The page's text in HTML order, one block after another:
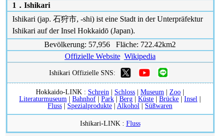
1． Ishikari
Ishikari (jap. 石狩市, -shi) ist eine Stadt in der Unterpräfektur
Ishikari auf der Insel Hokkaidō (Japan).
Bevölkerung: 57,956 Fläche: 722.42km2
Offizielle Website Wikipedia
Ishikari Offizielle SNS:
Hokkaido-LINK : Schrein | Schloss | Museum | Zoo |
Literaturmuseum | Bahnhof | Park | Berg | Küste | Brücke | Insel |
Fluss | Spezialprodukte | Alkohol | Süßwaren
Ishikari-LINK : Fluss